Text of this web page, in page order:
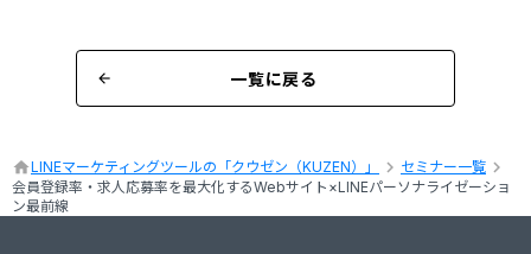
arrow_back 一覧に戻る
homeLINEマーケティングツールの「クウゼン（KUZEN）」 keyboard_arrow_right セミナー一覧 keyboard_arrow_right
会員登録率・求人応募率を最大化するWebサイト×LINEパーソナライゼーショ
ン最前線